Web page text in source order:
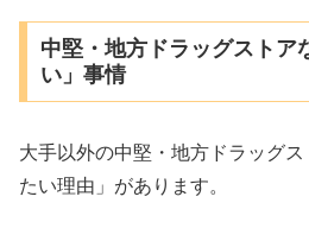
中堅・地方ドラッグストア
い」事情
大手以外の中堅・地方ドラッグ
たい理由」があります。